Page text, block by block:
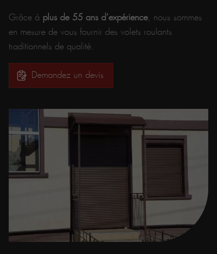
Grâce à plus de 55 ans d’expérience, nous sommes
en mesure de vous fournir des volets roulants
traditionnels de qualité.
Demandez un devis